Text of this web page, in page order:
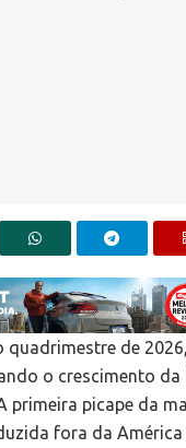
de
o crescimento da
primeira picape da
fora da